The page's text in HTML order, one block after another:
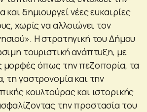
και δημιουργεί νέες ευκαιρίες
χωρίς να αλλοιώνει τον
Η στρατηγική του Δήμου
τουριστική ανάπτυξη, με
μορφές όπως την πεζοπορία, τα
τη γαστρονομία και την
κουλτούρας και ιστορικής
την προστασία του